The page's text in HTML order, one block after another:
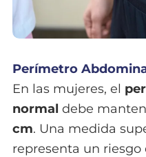
Perímetro
En las mujeres, el
normal debe
cm. Una medida
representa un riesgo